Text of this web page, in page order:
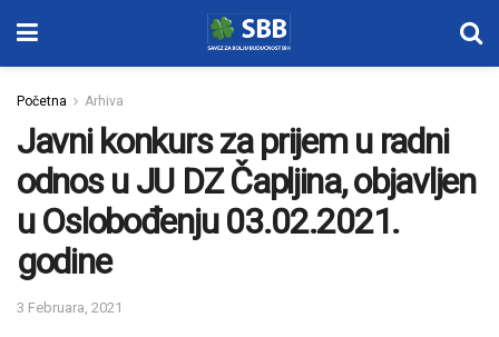
Početna Arhiva
Javni konkurs za prijem u radni
odnos u JU DZ Čapljina, objavljen
u Oslobođenju 03.02.2021.
godine
3 Februara, 2021